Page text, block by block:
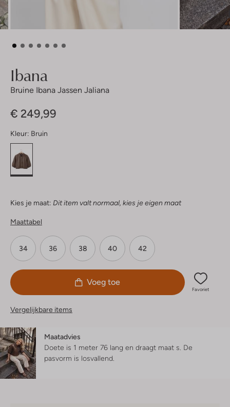
Ibana
Bruine Ibana Jassen Jaliana
€ 249,99
Kleur: Bruin
Kies je maat: Dit item valt normaal, kies je eigen maat
Maattabel
34 36 38 40 42
Voeg toe
Favoriet
Vergelijkbare items
Maatadvies
Doete is 1 meter 76 lang en draagt maat s. De
pasvorm is losvallend